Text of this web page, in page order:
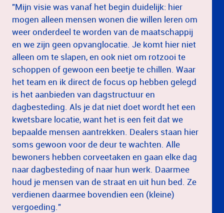
"Mijn visie was vanaf het begin duidelijk: hier
mogen alleen mensen wonen die willen leren om
weer onderdeel te worden van de maatschappij
en we zijn geen opvanglocatie. Je komt hier niet
alleen om te slapen, en ook niet om rotzooi te
schoppen of gewoon een beetje te chillen. Waar
het team en ik direct de focus op hebben gelegd
is het aanbieden van dagstructuur en
dagbesteding. Als je dat niet doet wordt het een
kwetsbare locatie, want het is een feit dat we
bepaalde mensen aantrekken. Dealers staan hier
soms gewoon voor de deur te wachten. Alle
bewoners hebben corveetaken en gaan elke dag
naar dagbesteding of naar hun werk. Daarmee
houd je mensen van de straat en uit hun bed. Ze
verdienen daarmee bovendien een (kleine)
vergoeding."